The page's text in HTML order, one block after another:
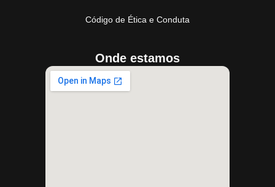
Código de Ética e Conduta
Onde estamos